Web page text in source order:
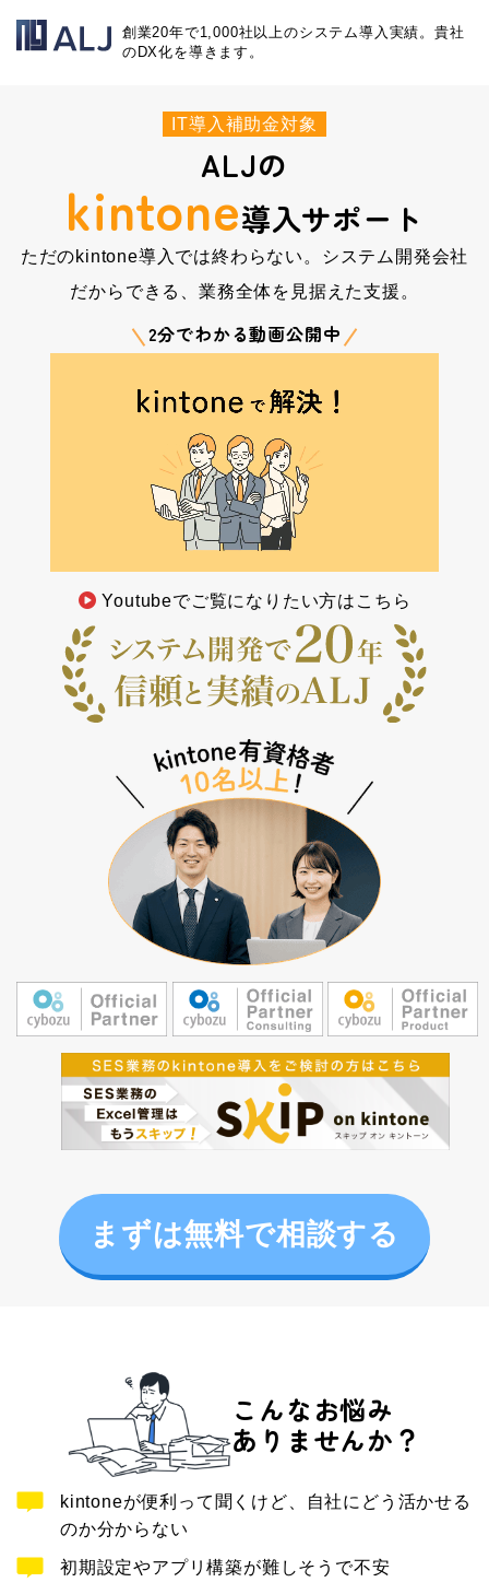
創業20年で1,000社以上のシステム導入実績。貴社
のDX化を導きます。
IT導入補助金対象
ALJの
kintone導入サポート
ただのkintone導入では終わらない。
システム開発会社
だからできる、業務全体を見据えた支援。
2分でわかる動画公開中
Youtubeでご覧になりたい方はこちら
まずは無料で相談する
こんなお悩み
ありませんか？
kintoneが便利って聞くけど、自社にどう活かせる
のか分からない
初期設定やアプリ構築が難しそうで不安